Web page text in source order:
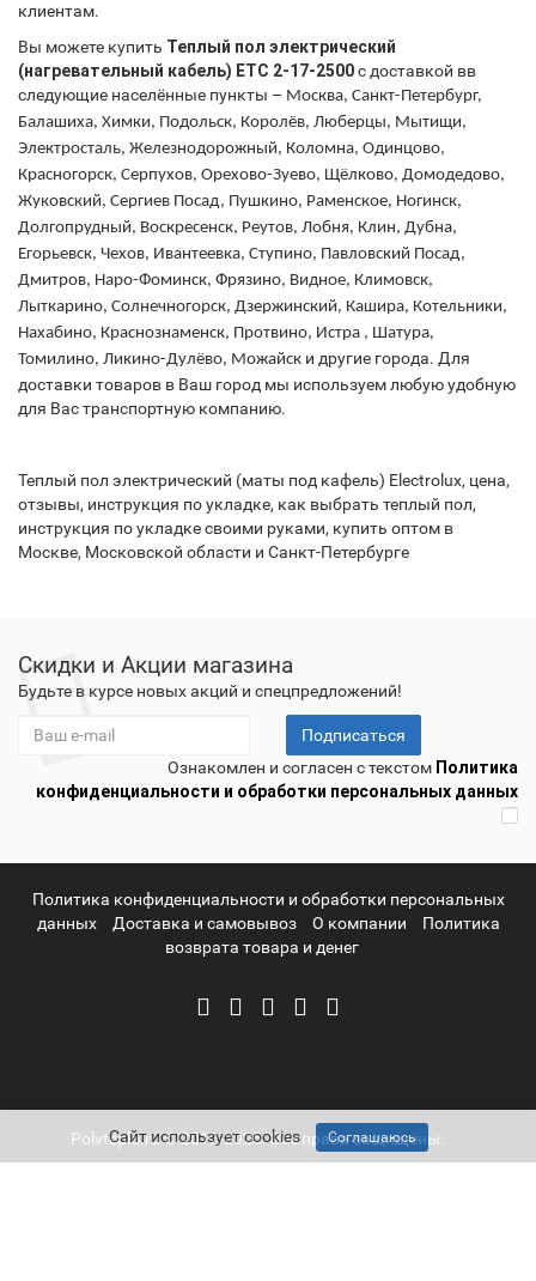
клиентам.
Вы можете купить Теплый пол электрический
(нагревательный кабель) ETC 2-17-2500с доставкой вв
следующие населённые пункты – Москва, Санкт-Петербург,
Балашиха, Химки, Подольск, Королёв, Люберцы, Мытищи,
Электросталь, Железнодорожный, Коломна, Одинцово,
Красногорск, Серпухов, Орехово-Зуево, Щёлково, Домодедово,
Жуковский, Сергиев Посад, Пушкино, Раменское, Ногинск,
Долгопрудный, Воскресенск, Реутов, Лобня, Клин, Дубна,
Егорьевск, Чехов, Ивантеевка, Ступино, Павловский Посад,
Дмитров, Наро-Фоминск, Фрязино, Видное, Климовск,
Лыткарино, Солнечногорск, Дзержинский, Кашира, Котельники,
Нахабино, Краснознаменск, Протвино, Истра , Шатура,
Томилино, Ликино-Дулёво, Можайск и другие города. Для
доставки товаров в Ваш город мы используем любую удобную
для Вас транспортную компанию.
Теплый пол электрический (маты под кафель) Electrolux, цена,
отзывы, инструкция по укладке, как выбрать теплый пол,
инструкция по укладке своими руками, купить оптом в
Москве, Московской области и Санкт-Петербурге
Скидки и Акции магазина
Будьте в курсе новых акций и спецпредложений!
Подписаться
Ознакомлен и согласен с текстом Политика
конфиденциальности и обработки персональных данных
Политика конфиденциальности и обработки персональных
данных
Доставка и самовывоз О компании
Политика
возврата товара и денег
Polvteplo.ru © 2012-2025. Все права защищены.
Сайт использует cookies Соглашаюсь